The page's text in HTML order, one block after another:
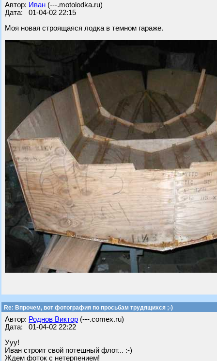
Автор: Иван (---.motolodka.ru)
Дата: 01-04-02 22:15
Моя новая строящаяся лодка в темном гараже.
Re: Впрочем, вот фотография по просьбам трудящихся ;-)
Автор: Роднов Виктор (---.comex.ru)
Дата: 01-04-02 22:22
Ууу!
Иван строит свой потешный флот... :-)
Ждем фоток с нетерпением!